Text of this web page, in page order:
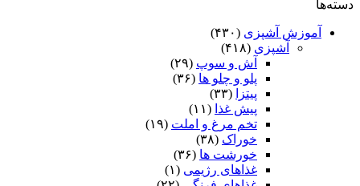
دسته‌ها
آموزش آشپزی (۴۳۰)
آشپزی (۴۱۸)
آش و سوپ (۲۹)
پلو و چلو ها (۳۶)
پیتزا
(۳۳)
پیش غذا (۱۱)
تخم مرغ و املت (۱۹)
خوراک (۳۸)
خورشت ها (۳۶)
غذاهای رژیمی (۱)